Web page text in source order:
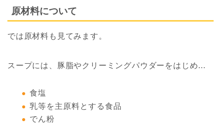
原材料について
では原材料も見てみます。
スープには、豚脂やクリーミングパウダーをはじめ…
食塩
乳等を主原料とする食品
でん粉